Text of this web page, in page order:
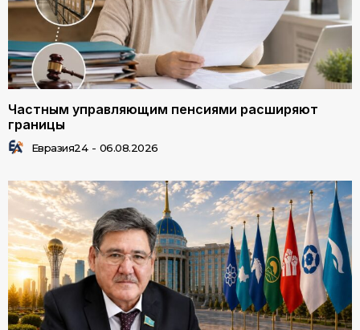
Частным управляющим пенсиями расширяют
границы
Евразия24 - 06.08.2026